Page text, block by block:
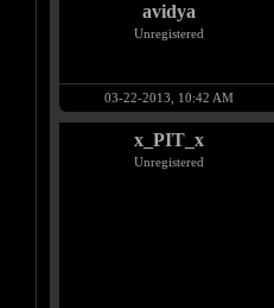
avidya
Unregistered
03-22-2013, 10:42 AM
x_PIT_x
Unregistered